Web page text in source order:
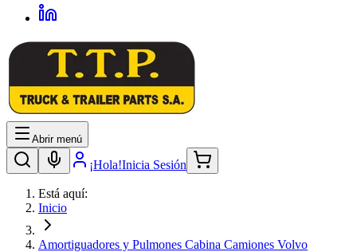
Abrir menú
¡Hola!Inicia Sesión
Está aquí:
Inicio
Amortiguadores y Pulmones Cabina Camiones Volvo